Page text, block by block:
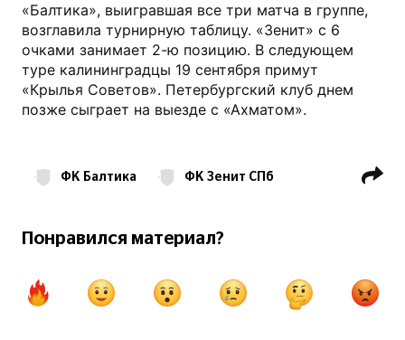
«Балтика», выигравшая все три матча в группе,
возглавила турнирную таблицу. «Зенит» с 6
очками занимает 2-ю позицию. В следующем
туре калининградцы 19 сентября примут
«Крылья Советов». Петербургский клуб днем
позже сыграет на выезде с «Ахматом».
ФК Балтика ФК Зенит СПб
Понравился материал?